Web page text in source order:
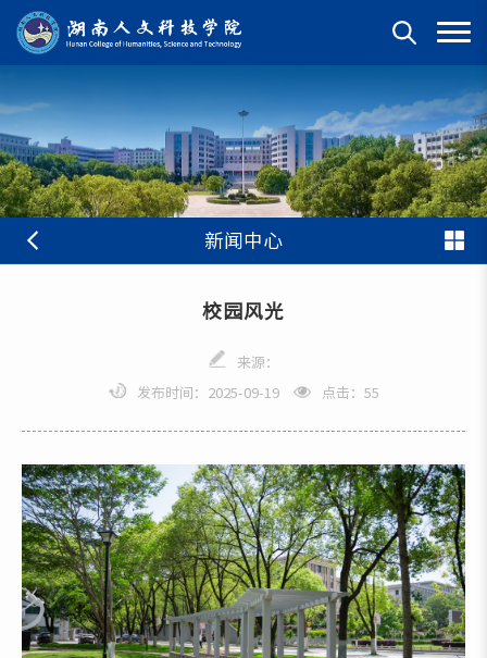
新闻中心
校园风光
来源：
发布时间：2025-09-19 点击： 55